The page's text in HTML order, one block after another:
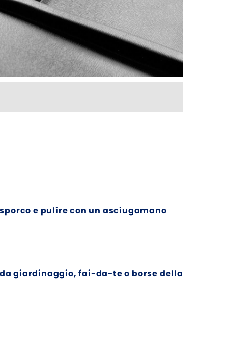
e pulire con un asciugamano
giardinaggio, fai-da-te o borse della